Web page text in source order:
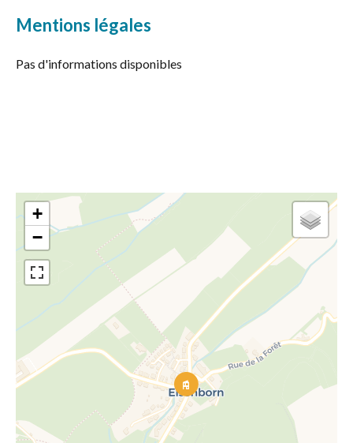
Mentions légales
Pas d'informations disponibles
+
−